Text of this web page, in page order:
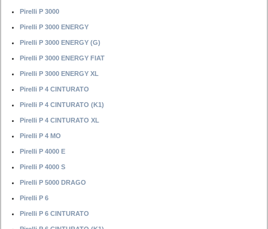
Pirelli P 3000
Pirelli P 3000 ENERGY
Pirelli P 3000 ENERGY (G)
Pirelli P 3000 ENERGY FIAT
Pirelli P 3000 ENERGY XL
Pirelli P 4 CINTURATO
Pirelli P 4 CINTURATO (K1)
Pirelli P 4 CINTURATO XL
Pirelli P 4 MO
Pirelli P 4000 E
Pirelli P 4000 S
Pirelli P 5000 DRAGO
Pirelli P 6
Pirelli P 6 CINTURATO